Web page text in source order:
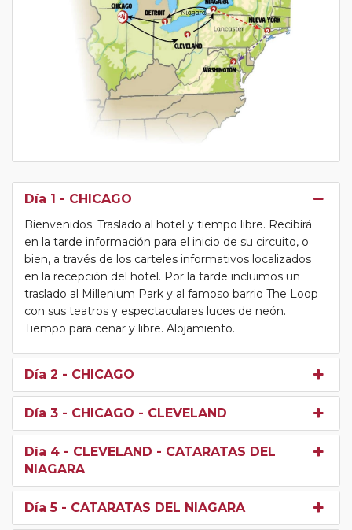
Día 1 - CHICAGO
Bienvenidos. Traslado al hotel y tiempo libre. Recibirá
en la tarde información para el inicio de su circuito, o
bien, a través de los carteles informativos localizados
en la recepción del hotel. Por la tarde incluimos un
traslado al Millenium Park y al famoso barrio The Loop
con sus teatros y espectaculares luces de neón.
Tiempo para cenar y libre. Alojamiento.
Día 2 - CHICAGO
Día 3 - CHICAGO - CLEVELAND
Día 4 - CLEVELAND - CATARATAS DEL
NIAGARA
Día 5 - CATARATAS DEL NIAGARA